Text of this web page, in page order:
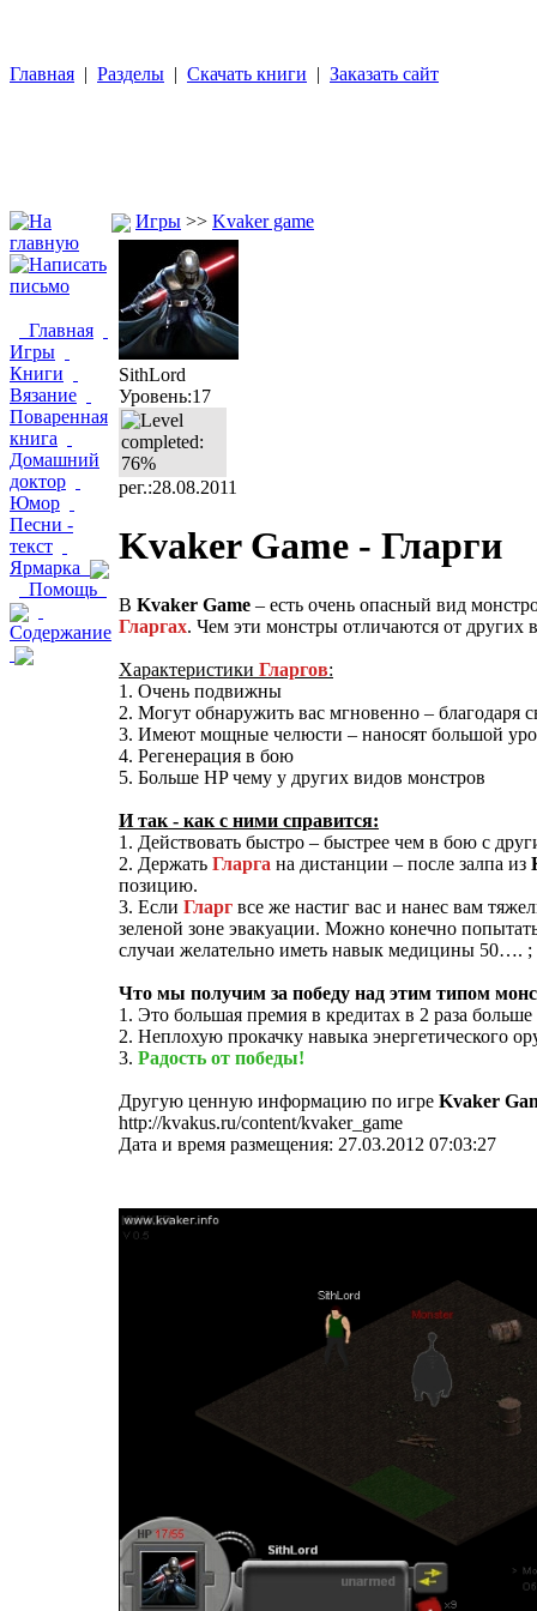
Главная | Разделы | Скачать книги | Заказать сайт
Главная
Игры
Книги
Вязание
Поваренная
книга
Домашний
доктор
Юмор
Песни -
текст
Ярмарка
Помощь
Содержание
Игры >> Kvaker game
SithLord
Уровень:17
рег.:28.08.2011
Kvaker Game - Гларги
В Kvaker Game – есть очень опасный вид
Гларгах. Чем эти монстры отличаются от других
Характеристики Гларгов:
1. Очень подвижны
2. Могут обнаружить вас мгновенно – благодаря
3. Имеют мощные челюсти – наносят большой
4. Регенерация в бою
5. Больше HP чему у других видов монстров
И так - как с ними справится:
1. Действовать быстро – быстрее чем в бою с
2. Держать Гларга на дистанции – после залпа из
позицию.
3. Если Гларг все же настиг вас и нанес вам
зеленой зоне эвакуации. Можно конечно
случаи желательно иметь навык медицины 50…. ;
Что мы получим за победу над этим типом
1. Это большая премия в кредитах в 2 раза
2. Неплохую прокачку навыка энергетического
3. Радость от победы!
Другую ценную информацию по игре Kvaker
http://kvakus.ru/content/kvaker_game
Дата и время размещения: 27.03.2012 07:03:27